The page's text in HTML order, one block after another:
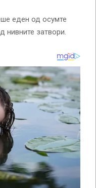
еден од осумте
нивните затвори.